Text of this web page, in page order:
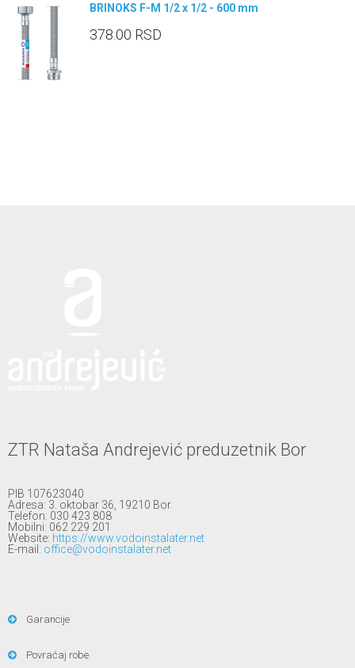
BRINOKS F-M 1/2 x 1/2 - 600 mm
378.00 RSD
ZTR Nataša Andrejević preduzetnik Bor
PIB 107623040
Adresa: 3. oktobar 36, 19210 Bor
Telefon: 030 423 808
Mobilni: 062 229 201
Website: https://www.vodoinstalater.net
E-mail: office@vodoinstalater.net
Garancije
Povraćaj robe